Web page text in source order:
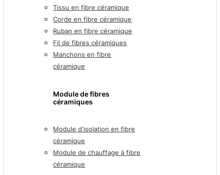
Tissu en fibre céramique
Corde en fibre céramique
Ruban en fibre céramique
Fil de fibres céramiques
Manchons en fibre
céramique
Module de fibres
céramiques
Module d'isolation en fibre
céramique
Module de chauffage à fibre
céramique